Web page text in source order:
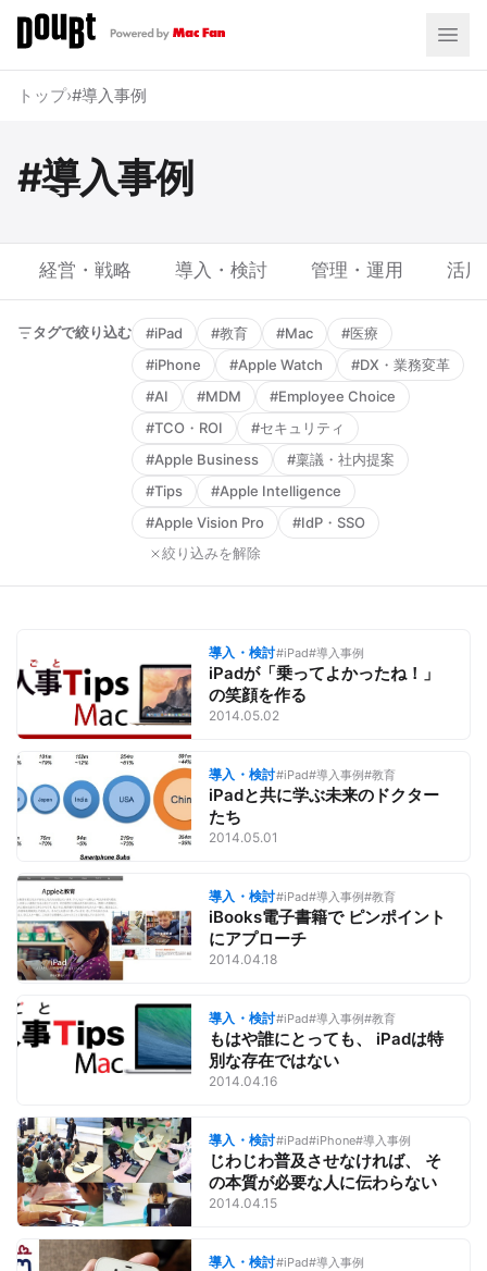
トップ›#導入事例
#導入事例
経営・戦略 導入・検討 管理・運用 活
タグで絞り込む #iPad #教育 #Mac
#医療
#iPhone
#Apple Watch
#DX・業務変革
#AI
#MDM
#Employee Choice
#TCO・ROI
#セキュリティ
#Apple Business
#稟議・社内提案
#Tips
#Apple Intelligence
#Apple Vision Pro
#IdP・SSO
絞り込みを解除
導入・検討#iPad#導入事例
iPadが「乗ってよかったね！」
の笑顔を作る
2014.05.02
導入・検討#iPad#導入事例#教育
iPadと共に学ぶ未来のドクター
たち
2014.05.01
導入・検討#iPad#導入事例#教育
iBooks電子書籍で ピンポイント
にアプローチ
2014.04.18
導入・検討#iPad#導入事例#教育
もはや誰にとっても、 iPadは特
別な存在ではない
2014.04.16
導入・検討#iPad#iPhone#導入事例
じわじわ普及させなければ、 そ
の本質が必要な人に伝わらない
2014.04.15
導入・検討#iPad#導入事例